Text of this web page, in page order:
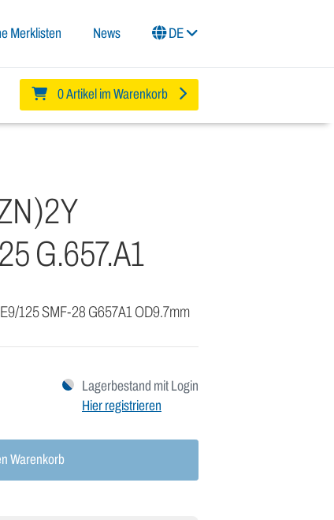
Merklisten News DE
0 Artikel im Warenkorb
G.657.A1
125 SMF-28 G657A1 OD9.7mm
Lagerbestand mit Login
Hier registrieren
Warenkorb